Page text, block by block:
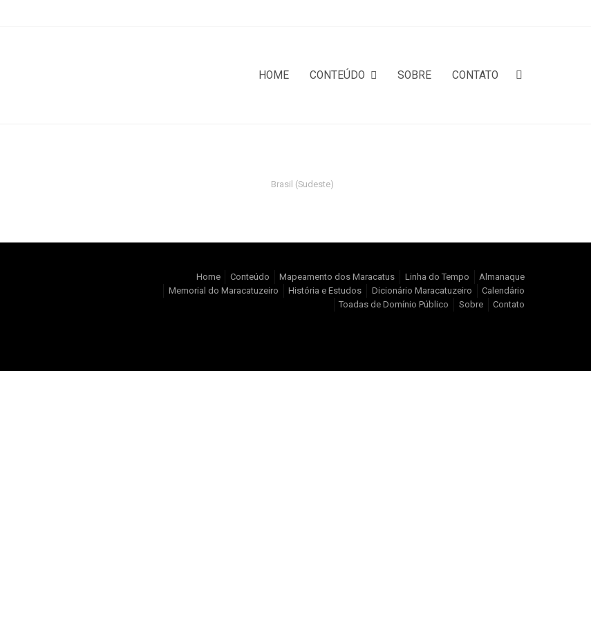
HOME CONTEÚDO SOBRE CONTATO
Brasil (Sudeste)
Home Conteúdo Mapeamento dos Maracatus Linha do Tempo
Almanaque
Memorial do Maracatuzeiro
História e Estudos Dicionário Maracatuzeiro
Calendário
Toadas de Domínio Público
Sobre Contato